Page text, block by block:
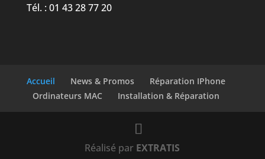
Tél. : 01 43 28 77 20
Accueil News & Promos
Réparation IPhone
Ordinateurs MAC
Installation & Réparation
Réalisé par EXTRATIS